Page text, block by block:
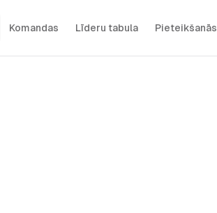
Komandas Līderu tabula Pieteikšanās